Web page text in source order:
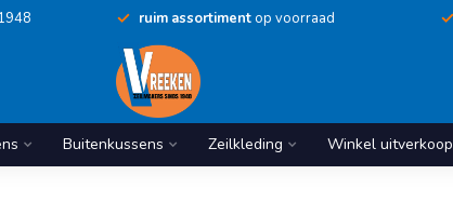
ruim assortimentop voorraad
Buitenkussens Zeilkleding Winkel uitverkoop